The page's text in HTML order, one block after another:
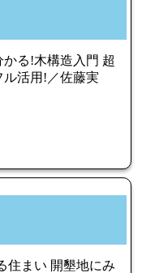
かる!木構造入門 超
活用!／佐藤実
住まい 開墾地にみ